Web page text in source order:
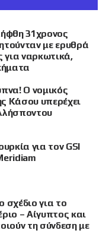
31χρονος
με ερυθρά
για ναρκωτικά,
Ο νομικός
Κάσου υπερέχει
για τον GSI
σχέδιο για το
– Αίγυπτος και
τη σύνδεση με